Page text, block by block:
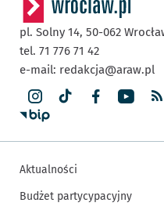
pl. Solny 14, 50-062
tel. 71 776 71 42
e-mail: redakcja@araw.pl
Aktualności
Budżet partycypacyjny